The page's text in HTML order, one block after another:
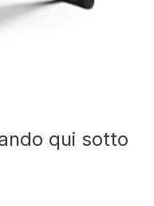
qui sotto